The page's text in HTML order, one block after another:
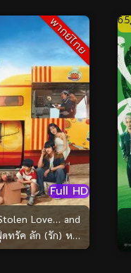
พากย์ไทย
Full HD
Love… and
ทรัค ลัก (รัก) หมู
(2025)
6.5